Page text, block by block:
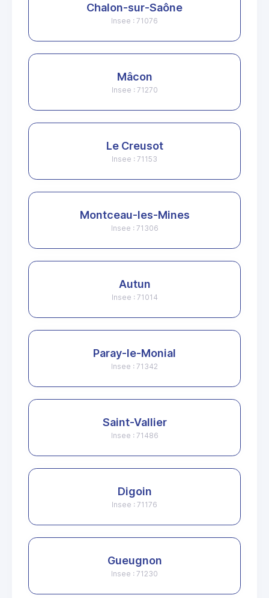
Chalon-sur-Saône
Insee : 71076
Mâcon
Insee : 71270
Le Creusot
Insee : 71153
Montceau-les-Mines
Insee : 71306
Autun
Insee : 71014
Paray-le-Monial
Insee : 71342
Saint-Vallier
Insee : 71486
Digoin
Insee : 71176
Gueugnon
Insee : 71230